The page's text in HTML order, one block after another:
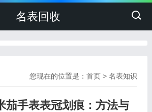
名表回收
您现在的位置是：首页 >名表知识
茄手表表冠划痕：方法与